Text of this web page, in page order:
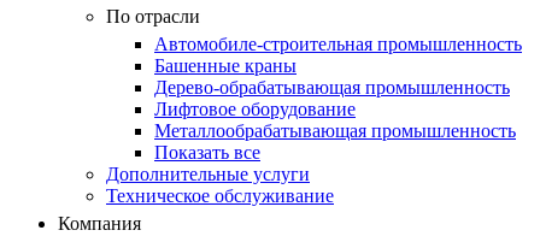
По отрасли
Автомобиле-строительная промышленность
Башенные краны
Дерево-обрабатывающая промышленность
Лифтовое оборудование
Металлообрабатывающая промышленность
Показать все
Дополнительные услуги
Техническое обслуживание
Компания